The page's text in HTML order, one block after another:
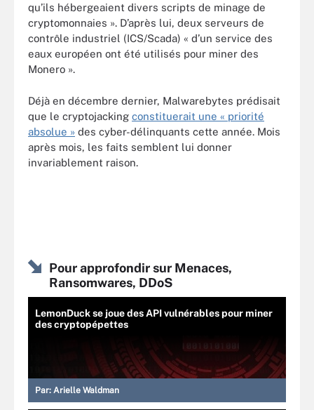
qu’ils hébergeaient divers scripts de minage de
cryptomonnaies ». D’après lui, deux serveurs de
contrôle industriel (ICS/Scada) « d’un service des
eaux européen ont été utilisés pour miner des
Monero ».
Déjà en décembre dernier, Malwarebytes prédisait
que le cryptojacking constituerait une « priorité
absolue » des cyber-délinquants cette année. Mois
après mois, les faits semblent lui donner
invariablement raison.
Pour approfondir sur Menaces,
Ransomwares, DDoS
LemonDuck se joue des API vulnérables pour miner
des cryptopépettes
Par: Arielle Waldman